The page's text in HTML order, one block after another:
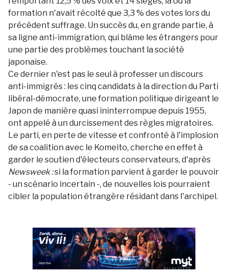
formation n'avait récolté que 3,3 % des votes lors du
précédent suffrage. Un succès du, en grande partie, à
sa ligne anti-immigration, qui blâme les étrangers pour
une partie des problèmes touchant la société
japonaise.
Ce dernier n'est pas le seul à professer un discours
anti-immigrés : les cinq candidats à la direction du Parti
libéral-démocrate, une formation politique dirigeant le
Japon de manière quasi ininterrompue depuis 1955,
ont appelé à un durcissement des règles migratoires.
Le parti, en perte de vitesse et confronté à l'implosion
de sa coalition avec le Komeito, cherche en effet à
garder le soutien d'électeurs conservateurs, d'après
Newsweek :si la formation parvient à garder le pouvoir
- un scénario incertain -, de nouvelles lois pourraient
cibler la population étrangère résidant dans l'archipel.
PUBLICITÉ